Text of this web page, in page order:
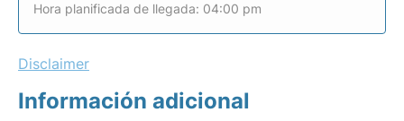
Hora planificada de llegada: 04:00 pm
Disclaimer
Información adicional